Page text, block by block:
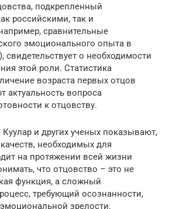
подкрепленный
российскими, так и
сравнительные
эмоционального опыта в
свидетельствует о необходимости
этой роли. Статистика
возраста первых отцов
актуальность вопроса
к отцовству.
и других ученых показывают,
необходимых для
на протяжении всей жизни
что отцовство – это не
функция, а сложный
требующий осознанности,
зрелости.